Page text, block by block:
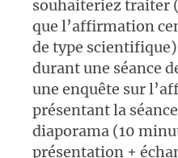
souhaiteriez traiter
que l’affirmation
de type
durant une séance
une enquête sur
présentant la
diaporama (10
présentation +